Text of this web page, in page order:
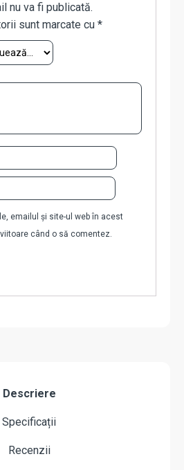
nu va fi publicată.
sunt marcate cu *
emailul și site-ul web în acest
când o să comentez.
Descriere
Specificații
Recenzii